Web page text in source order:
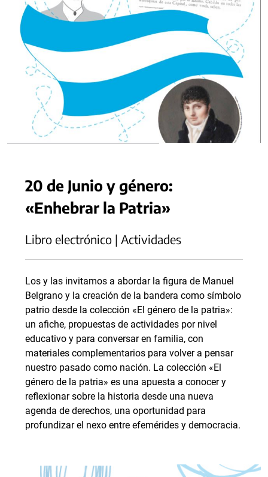
20 de Junio y género:
«Enhebrar la Patria»
Libro electrónico | Actividades
Los y las invitamos a abordar la figura de Manuel
Belgrano y la creación de la bandera como símbolo
patrio desde la colección «El género de la patria»:
un afiche, propuestas de actividades por nivel
educativo y para conversar en familia, con
materiales complementarios para volver a pensar
nuestro pasado como nación. La colección «El
género de la patria» es una apuesta a conocer y
reflexionar sobre la historia desde una nueva
agenda de derechos, una oportunidad para
profundizar el nexo entre efemérides y democracia.